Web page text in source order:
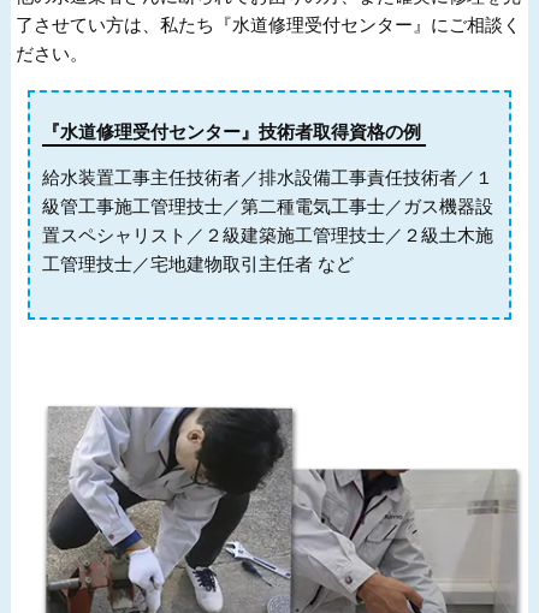
了させてい方は、私たち『水道修理受付センター』にご相談く
ださい。
『水道修理受付センター』技術者取得資格の例
給水装置工事主任技術者／排水設備工事責任技術者／１
級管工事施工管理技士／第二種電気工事士／ガス機器設
置スペシャリスト／２級建築施工管理技士／２級土木施
工管理技士／宅地建物取引主任者 など